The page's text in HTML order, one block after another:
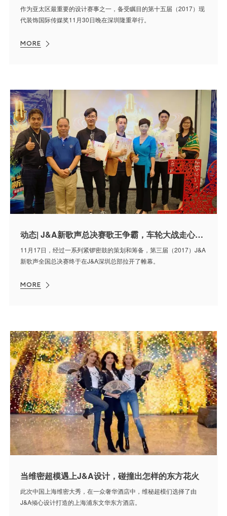
作为亚太区最重要的设计赛事之一，备受瞩目的第十五届（2017）现
代装饰国际传媒奖11月30日晚在深圳隆重举行。
MORE
动态| J&A新歌声总决赛歌王争霸，车轮大战走心歌者闪亮发声
11月17日，经过一系列紧锣密鼓的策划和筹备，第三届（2017）J&A
新歌声全国总决赛终于在J&A深圳总部拉开了帷幕。
MORE
当维密超模遇上J&A设计，碰撞出怎样的东方花火
此次中国上海维密大秀，在一众奢华酒店中，维秘超模们选择了由
J&A倾心设计打造的上海浦东文华东方酒店。